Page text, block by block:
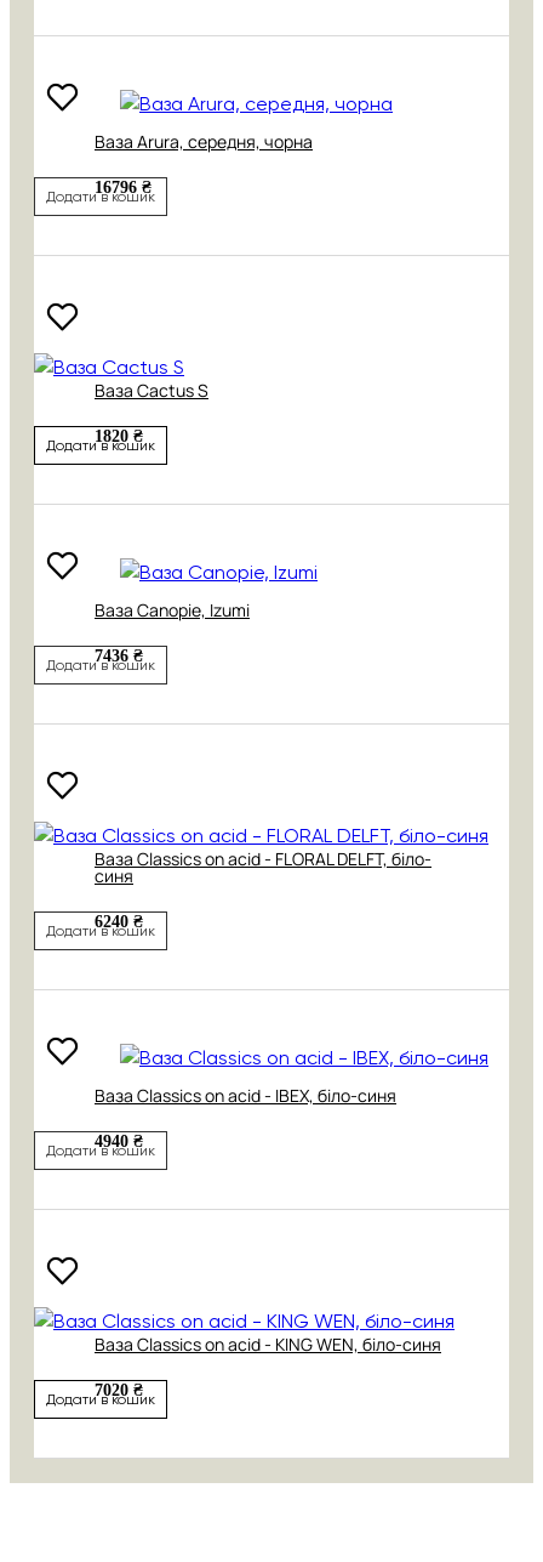
Ваза Arura, середня, чорна
16796 ₴
Додати в кошик
Ваза Cactus S
1820 ₴
Додати в кошик
Ваза Canopie, Izumi
7436 ₴
Додати в кошик
Ваза Classics on acid - FLORAL DELFT, біло-
синя
6240 ₴
Додати в кошик
Ваза Classics on acid - IBEX, біло-синя
4940 ₴
Додати в кошик
Ваза Classics on acid - KING WEN, біло-синя
7020 ₴
Додати в кошик